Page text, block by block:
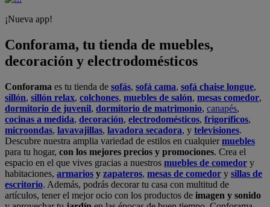
¡Nueva app!
Conforama, tu tienda de muebles,
decoración y electrodomésticos
Conforama es tu tienda de sofás, sofá cama, sofá chaise longue,
sillón, sillón relax, colchones, muebles de salón, mesas comedor,
dormitorio de juvenil, dormitorio de matrimonio, canapés,
cocinas a medida, decoración, electrodomésticos, frigoríficos,
microondas, lavavajillas, lavadora secadora, y televisiones.
Descubre nuestra amplia variedad de estilos en cualquiermuebles
para tu hogar, con los mejores precios y promociones. Crea el
espacio en el que vives gracias a nuestros muebles de comedor y
habitaciones, armarios y zapateros, mesas de comedor y sillas de
escritorio. Además, podrás decorar tu casa con multitud de
artículos, tener el mejor ocio con los productos de imagen y sonido